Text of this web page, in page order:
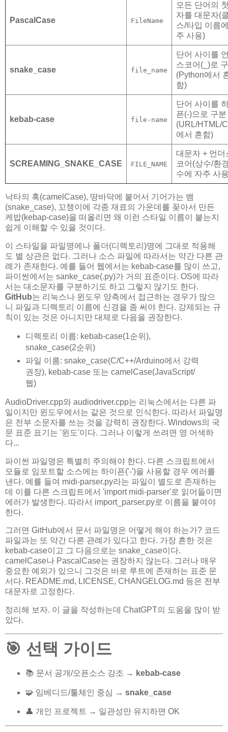
PascalCase FileName
모든 단어의
자를 대문자(
스/타입 이름
주 사용)
snake_case file_name
단어 사이를
스코어(_)로
(Python에서
함)
kebab-case file-name
단어 사이를
픈(-)으로 구분
(URL/HTML/
에서 흔함)
SCREAMING_SNAKE_CASE FILE_NAME
대문자 + 언더
코어(상수/환
수에 자주 사
낙타의 혹(camelCase), 땅바닥에 붙어서 기어가는 뱀
(snake_case), 꼬챙이에 각종 재료의 가운데를 꽂아서 만든
케밥(kebap-case)을 떠올리면 왜 이런 스타일 이름이 붙는지
쉽게 이해할 수 있을 것이다.
이 스타일을 파일명에나 폴더(디렉토리)명에 그대로 적용해
도 별 상관은 없다. 그러나 소스 파일에 따라서는 약간 다른 관
례가 존재한다. 예를 들어 웹에서는 kebab-case를 많이 쓰고,
파이썬에서는 sanke_case(.py)가 거의 표준이다. OS에 따라
서는 대소문자를 구분하기도 하고 그렇지 않기도 한다.
GitHub는 리눅스나 윈도우 양측에서 접근하는 경우가 많으
니 파일과 디렉토리 이름에 신경을 좀 써야 한다. 강제되는 규
칙이 있는 것은 아니지만 대체로 다음을 권장한다.
디렉토리 이름: kebab-case(1순위),
snake_case(2순위)
파일 이름: snake_case(C/C++/Arduino에서 강력
권장), kebab-case 또는 camelCase(JavaScript/
웹)
AudioDriver.cpp와 audiodriver.cpp는 리눅스에서는 다른 파
일이지만 윈도우에서는 같은 것으로 인식한다. 따라서 파일명
은 전부 소문자를 쓰는 것을 강력히 권장한다. Windows의 국
문 표준 표기는 '윈도'이다. 그러나 이렇게 쓰려면 영 어색하
다...
파이썬 파일명은 특별히 주의해야 한다. 다른 스크립트에서
모듈로 임포트할 소스에는 하이픈('-')을 사용할 경우 에러를
낸다. 예를 들여 midi-parser.py라는 파일이 별도로 존재하는
데 이를 다른 스크립트에서 'import midi-parser'로 읽어들이면
에러가 발생한다. 따라서 import_parser.py로 이름을 붙여야
한다.
그러면 GitHub에서 문서 파일명은 어떻게 해야 하는가? 코드
파일과는 또 약간 다른 관례가 있다고 한다. 가장 흔한 것은
kebab-case이고 그 다음으로는 snake_case이다.
camelCase나 PascalCase는 권장하지 않는다. 그러나 매우
중요한 예외가 있으니 그것은 바로 루트에 존재하는 표준 문
서다. README.md, LICENSE, CHANGELOG.md 등은 전부
대문자로 고정한다.
정리해 보자. 이 글을 작성하는데 ChatGPT의 도움을 많이 받
았다.
🎯 선택 가이드
📚 문서 공개/오픈소스 강조 → kebab-case
🧩 임베디드/툴체인 중심 → snake_case
👤 개인 프로젝트 → 일관성만 유지하면 OK